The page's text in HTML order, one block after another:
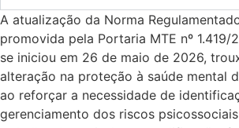
A atualização da Norma
promovida pela Portaria MTE nº 1.419/
se iniciou em 26 de maio de 2026,
alteração na proteção à saúde mental
ao reforçar a necessidade de
gerenciamento dos riscos